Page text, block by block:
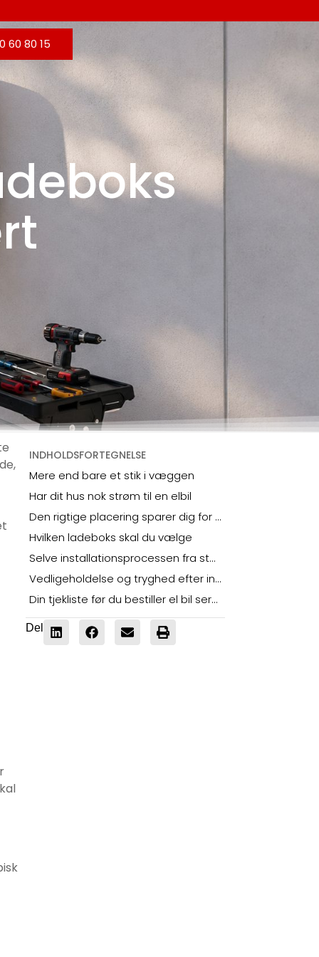
60 80 15
INDHOLDSFORTEGNELSE
Mere end bare et stik i væggen
Har dit hus nok strøm til en elbil
Den rigtige placering sparer dig for daglige frustrationer
Hvilken ladeboks skal du vælge
Selve installationsprocessen fra start til slut
Vedligeholdelse og tryghed efter installationen
Din tjekliste før du bestiller el bil service
Del